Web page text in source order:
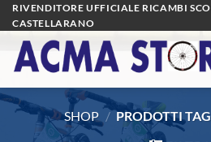
Salta
ai
contenuti
RIVENDITORE UFFICIALE RICAMBI
CASTELLARANO
SHOP / PRODOTTI